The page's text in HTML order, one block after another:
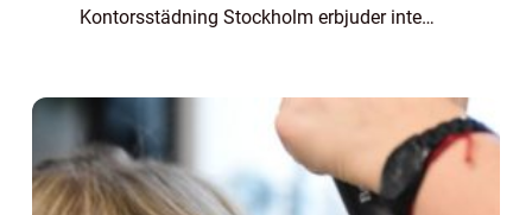
Kontorsstädning Stockholm erbjuder inte